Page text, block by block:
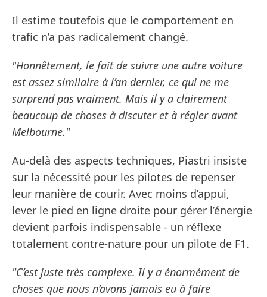
Il estime toutefois que le comportement en
trafic n’a pas radicalement changé.
"Honnêtement, le fait de suivre une autre voiture
est assez similaire à l’an dernier, ce qui ne me
surprend pas vraiment. Mais il y a clairement
beaucoup de choses à discuter et à régler avant
Melbourne."
Au-delà des aspects techniques, Piastri insiste
sur la nécessité pour les pilotes de repenser
leur manière de courir. Avec moins d’appui,
lever le pied en ligne droite pour gérer l’énergie
devient parfois indispensable - un réflexe
totalement contre-nature pour un pilote de F1.
"C’est juste très complexe. Il y a énormément de
choses que nous n’avons jamais eu à faire